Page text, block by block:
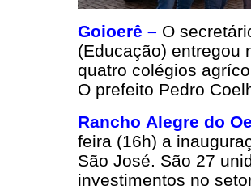
Goioerê – O
(Educação) entregou
quatro colégios
O prefeito Pedro
Rancho Alegre do
feira (16h) a
São José. São 27
investimentos no